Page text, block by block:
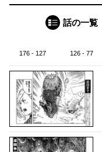
話の一覧
176 - 127 126 - 77